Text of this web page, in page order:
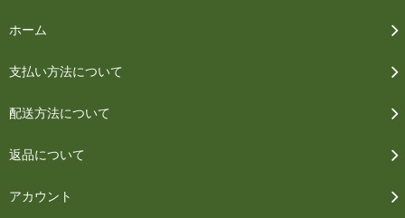
ホーム
支払い方法について
配送方法について
返品について
アカウント